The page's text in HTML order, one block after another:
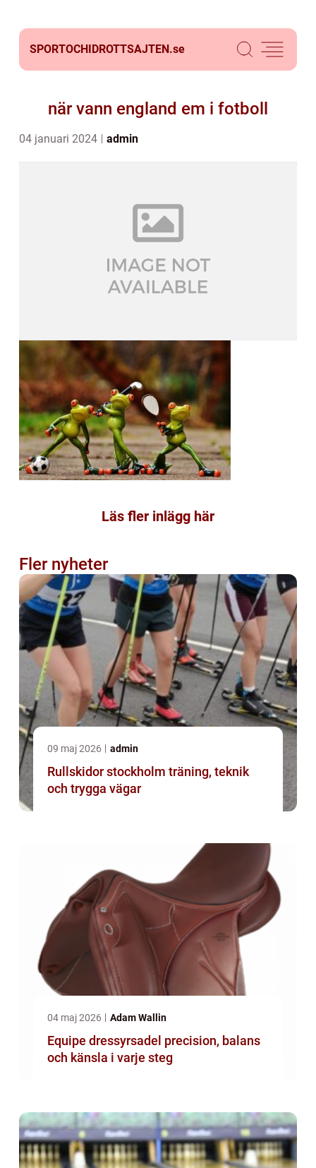
SPORTOCHIDROTTSAJTEN.se
när vann england em i fotboll
04 januari 2024 admin
Läs fler inlägg här
Fler nyheter
09 maj 2026 admin
Rullskidor stockholm träning, teknik
och trygga vägar
04 maj 2026 Adam Wallin
Equipe dressyrsadel precision, balans
och känsla i varje steg